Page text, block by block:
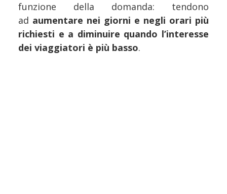
funzione della domanda: tendono
ad aumentare nei giorni e negli orari più
richiesti e a diminuire quando l’interesse
dei viaggiatori è più basso.